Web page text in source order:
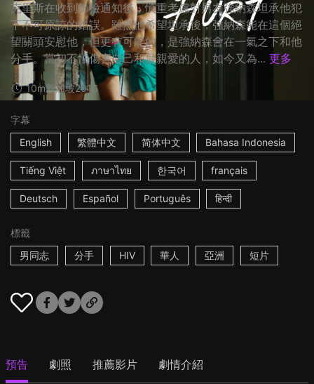
克里斯在收到篩檢通知後，慎重考慮對男友強納森坦承他犯
下不可原諒的錯誤。雖然他希望坦承後，強納森能在這個絕
望關頭安慰他，但更有可能的，是強納森會在一氣之下和他
分手。當初不怕傷害自己和最親愛的人，如今又為... 更多
10m新加坡2016
字幕
English
繁體中文 简体中文 Bahasa Indonesia
Tiếng Việt ภาษาไทย 한국어 français
Deutsch Español Português हिन्दी
標籤
男同志
分手 HIV 華人 亞洲 短片
預告 劇照 推薦影片 劇情介紹